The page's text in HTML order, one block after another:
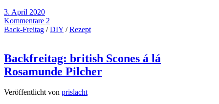
3. April 2020
Kommentare 2
Back-Freitag /DIY /Rezept
Backfreitag: british Scones á lá
Rosamunde Pilcher
Veröffentlicht von prislacht